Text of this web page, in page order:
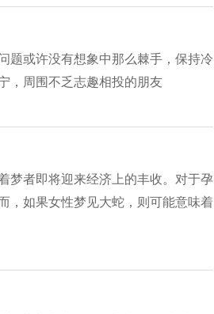
题或许没有想象中那么棘手，保持冷
，周围不乏志趣相投的朋友
梦者即将迎来经济上的丰收。对于孕
，如果女性梦见大蛇，则可能意味着